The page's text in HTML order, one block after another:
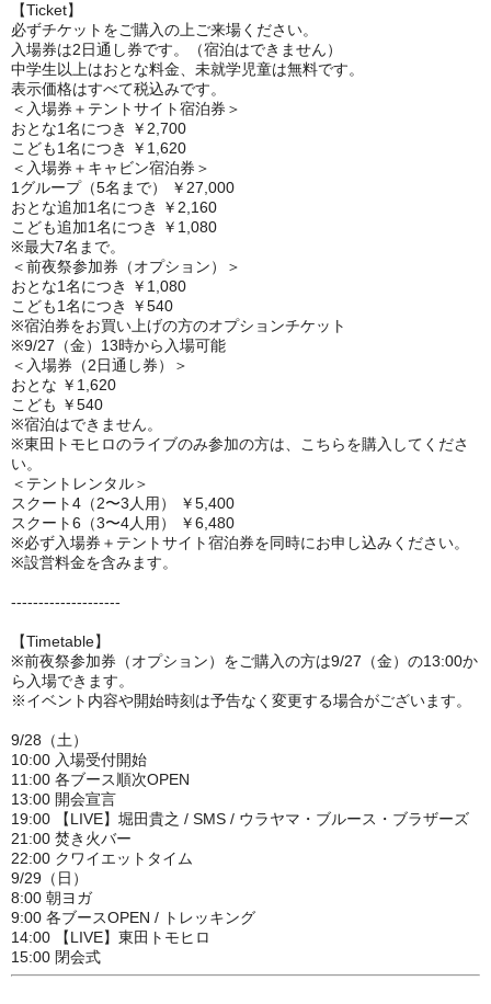
【Ticket】
必ずチケットをご購入の上ご来場ください。
入場券は2日通し券です。（宿泊はできません）
中学生以上はおとな料金、未就学児童は無料です。
表示価格はすべて税込みです。
＜入場券＋テントサイト宿泊券＞
おとな1名につき ￥2,700
こども1名につき ￥1,620
＜入場券＋キャビン宿泊券＞
1グループ（5名まで） ￥27,000
おとな追加1名につき ￥2,160
こども追加1名につき ￥1,080
※最大7名まで。
＜前夜祭参加券（オプション）＞
おとな1名につき ￥1,080
こども1名につき ￥540
※宿泊券をお買い上げの方のオプションチケット
※9/27（金）13時から入場可能
＜入場券（2日通し券）＞
おとな ￥1,620
こども ￥540
※宿泊はできません。
※東田トモヒロのライブのみ参加の方は、こちらを購入してくださ
い。
＜テントレンタル＞
スクート4（2〜3人用） ￥5,400
スクート6（3〜4人用） ￥6,480
※必ず入場券＋テントサイト宿泊券を同時にお申し込みください。
※設営料金を含みます。
--------------------
【Timetable】
※前夜祭参加券（オプション）をご購入の方は9/27（金）の13:00か
ら入場できます。
※イベント内容や開始時刻は予告なく変更する場合がございます。
9/28（土）
10:00 入場受付開始
11:00 各ブース順次OPEN
13:00 開会宣言
19:00 【LIVE】堀田貴之 / SMS / ウラヤマ・ブルース・ブラザーズ
21:00 焚き火バー
22:00 クワイエットタイム
9/29（日）
8:00 朝ヨガ
9:00 各ブースOPEN / トレッキング
14:00 【LIVE】東田トモヒロ
15:00 閉会式